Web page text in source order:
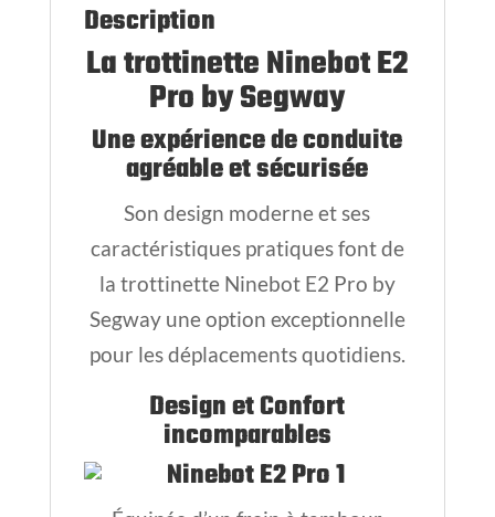
Description
La trottinette Ninebot E2
Pro by Segway
Une expérience de conduite
agréable et sécurisée
Son design moderne et ses
caractéristiques pratiques font de
la trottinette Ninebot E2 Pro by
Segway une option exceptionnelle
pour les déplacements quotidiens.
Design et Confort
incomparables